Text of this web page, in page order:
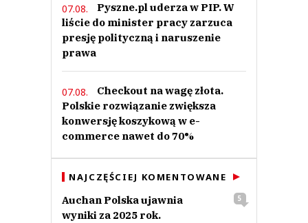
07.08.
Pyszne.pl uderza w PIP. W
liście do minister pracy zarzuca
presję polityczną i naruszenie
prawa
07.08.
Checkout na wagę złota.
Polskie rozwiązanie zwiększa
konwersję koszykową w e-
commerce nawet do 70%
NAJCZĘŚCIEJ KOMENTOWANE
Auchan Polska ujawnia
wyniki za 2025 rok.
5